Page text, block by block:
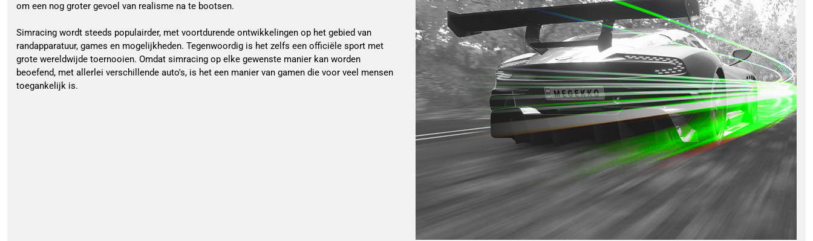
om een nog groter gevoel van realisme na te bootsen.
Simracing wordt steeds populairder, met voortdurende ontwikkelingen op het gebied van
randapparatuur, games en mogelijkheden. Tegenwoordig is het zelfs een officiële sport met
grote wereldwijde toernooien. Omdat simracing op elke gewenste manier kan worden
beoefend, met allerlei verschillende auto's, is het een manier van gamen die voor veel mensen
toegankelijk is.